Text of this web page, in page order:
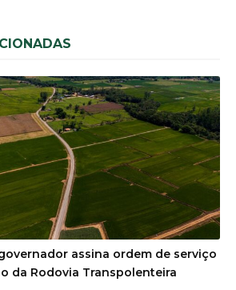
assina ordem de serviço
da Rodovia Transpolenteira